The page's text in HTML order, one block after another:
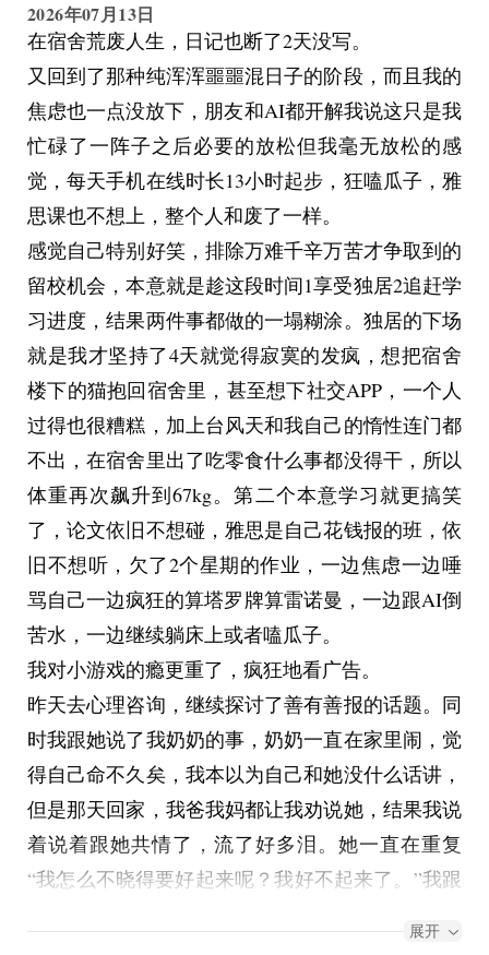
的男朋友。”
哦之后她还对我为她打抱不平的时候感到反感，并
说我在破坏家庭和谐。她和我爸经常出去旅游，她
会跟我抱怨我爸如何不体贴不关心他，但她仍然不
会离开。所有人都往前走了，只有我还在原地想着
此恨绵绵无绝期。他们轻易地就翻篇了，但我觉得
这不对，这不该翻篇，这凭什么能翻篇？
后来高三我被班上女生霸凌，自己高考也考砸了，
我妈也对我突然冷淡下来，我几乎疯掉，我没法接
受自己唯一的精神支柱就这样一声不吭的离开。
直到大二我被我爸刺激到确诊抑郁，有自杀倾向，
我妈流着泪回来了，她对我许诺她会和我爸离婚，
会让我休学好好治病，会带我远走高飞两个人生
活，后来这一切都没有成真。
“妈妈我抑郁了”“这不会影响考研吧？”
后来就是今年研究生读出来了抑郁+焦虑和躯体
化，我妈又一度试图理解我开导我。
我是这个家庭的双重受害者，我没有被这样的环境
同化，我有自己的思考，我就是觉得这一切畸形且
恶心，我不接受，我不原谅，我要捍卫自己的价值
观。愤怒是生命力的体现，愤怒是力量。
体验，珍惜。
2026年07月13日
在宿舍荒废人生，日记也断了2天没写。
又回到了那种纯浑浑噩噩混日子的阶段，而且我的
焦虑也一点没放下，朋友和AI都开解我说这只是我
忙碌了一阵子之后必要的放松但我毫无放松的感
觉，每天手机在线时长13小时起步，狂嗑瓜子，雅
思课也不想上，整个人和废了一样。
感觉自己特别好笑，排除万难千辛万苦才争取到的
留校机会，本意就是趁这段时间1享受独居2追赶学
习进度，结果两件事都做的一塌糊涂。独居的下场
就是我才坚持了4天就觉得寂寞的发疯，想把宿舍
楼下的猫抱回宿舍里，甚至想下社交APP，一个人
过得也很糟糕，加上台风天和我自己的惰性连门都
不出，在宿舍里出了吃零食什么事都没得干，所以
体重再次飙升到67kg。第二个本意学习就更搞笑
了，论文依旧不想碰，雅思是自己花钱报的班，依
旧不想听，欠了2个星期的作业，一边焦虑一边唾
骂自己一边疯狂的算塔罗牌算雷诺曼，一边跟AI倒
苦水，一边继续躺床上或者嗑瓜子。
我对小游戏的瘾更重了，疯狂地看广告。
昨天去心理咨询，继续探讨了善有善报的话题。同
时我跟她说了我奶奶的事，奶奶一直在家里闹，觉
得自己命不久矣，我本以为自己和她没什么话讲，
但是那天回家，我爸我妈都让我劝说她，结果我说
着说着跟她共情了，流了好多泪。她一直在重复
“我怎么不晓得要好起来呢？我好不起来了。”我跟
展开